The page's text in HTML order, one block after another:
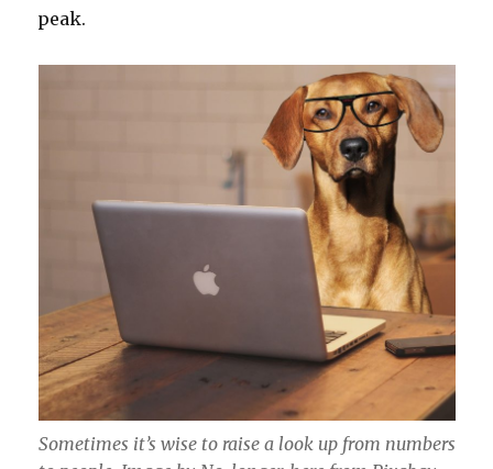
peak.
Sometimes it’s wise to raise a look up from numbers